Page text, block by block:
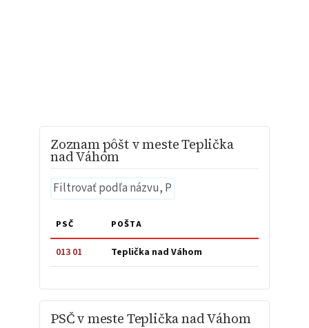
Zoznam pôšt v meste Teplička
nad Váhom
PSČ POŠTA
013 01 Teplička nad Váhom
PSČ v meste Teplička nad Váhom